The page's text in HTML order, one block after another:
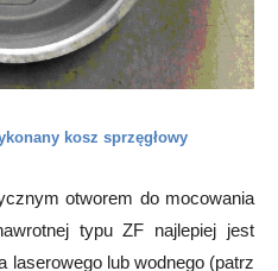
kosz sprzęgłowy
otworem do mocowania
typu ZF najlepiej jest
lub wodnego (patrz